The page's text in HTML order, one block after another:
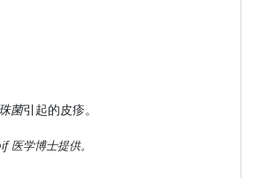
菌引起的皮疹。
医学博士提供。